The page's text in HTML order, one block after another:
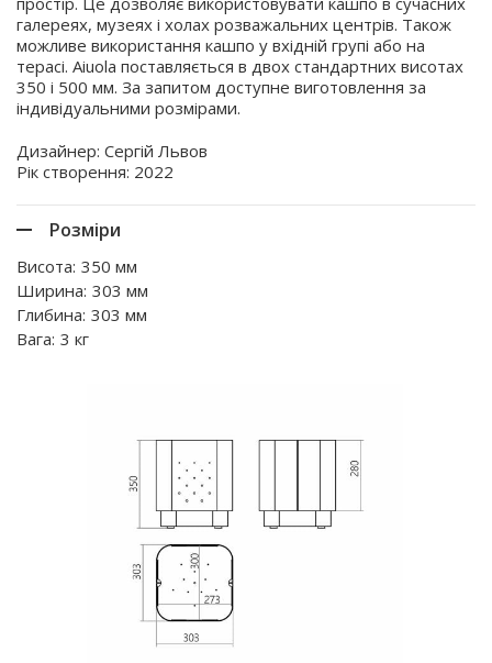
галереях, музеях і холах розважальних центрів. Також
можливе використання кашпо у вхідній групі або на
терасі. Aiuola поставляється в двох стандартних висотах
350 і 500 мм. За запитом доступне виготовлення за
індивідуальними розмірами.
Дизайнер: Сергій Львов
Рік створення: 2022
Розміри
Висота: 350 мм
Ширина: 303 мм
Глибина: 303 мм
Вага: 3 кг